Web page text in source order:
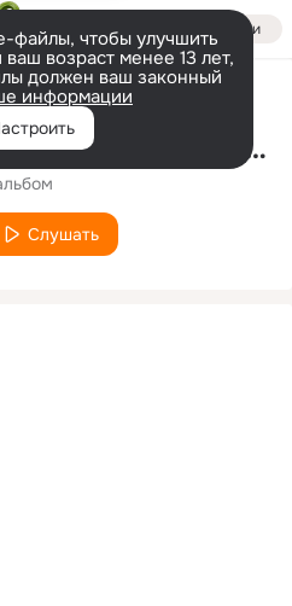
Войти
файлы, чтобы улучшить
возраст менее 13 лет,
должен ваш законный
информации
Bartınlı Serkan Özsoy
Слушать